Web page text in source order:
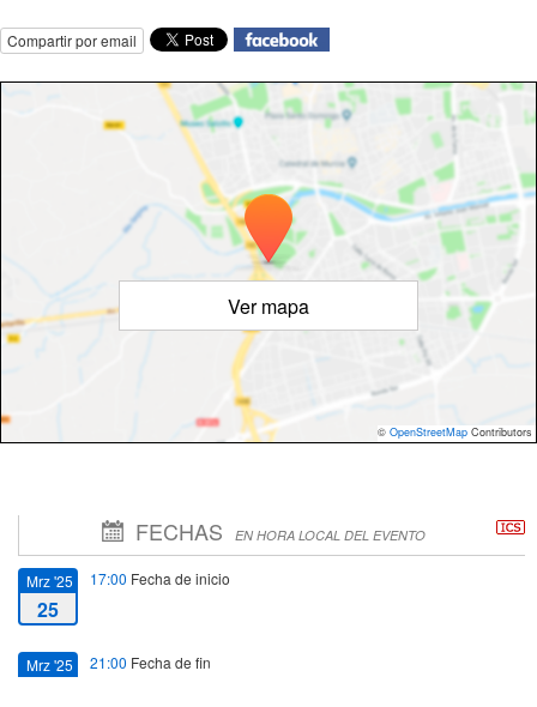
Compartir por email
Ver mapa
© OpenStreetMap Contributors
FECHAS EN HORA LOCAL DEL EVENTO
Mrz '25
25
17:00 Fecha de inicio
Mrz '25 21:00 Fecha de fin